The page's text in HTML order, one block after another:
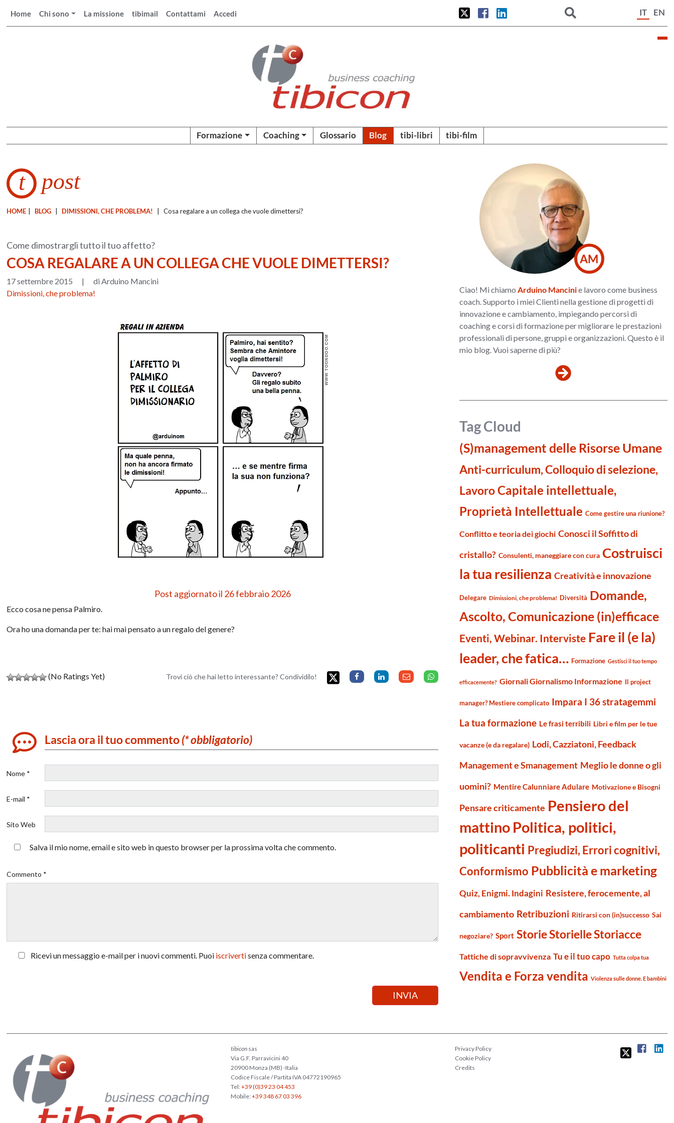
Home Chi sono La missione tibimail Contattami Accedi IT EN
Formazione Coaching Glossario Blog tibi-libri tibi-film
t post
HOME BLOG DIMISSIONI, CHE PROBLEMA! Cosa regalare a un collega che vuole dimettersi?
Come dimostrargli tutto il tuo affetto?
COSA REGALARE A UN COLLEGA CHE VUOLE DIMETTERSI?
17 settembre 2015 |
di Arduino Mancini
Dimissioni, che problema!
Post aggiornato il 26 febbraio 2026
Ecco cosa ne pensa Palmiro.
Ora ho una domanda per te: hai mai pensato a un regalo del genere?
(No Ratings Yet) Trovi ciò che hai letto interessante? Condividilo!
Lascia ora il tuo commento(* obbligatorio)
Nome *
E-mail *
Sito Web
Salva il mio nome, email e sito web in questo browser per la prossima volta che commento.
Commento *
Ricevi un messaggio e-mail per i nuovi commenti. Puoi iscrivertisenza commentare.
AM
Ciao! Mi chiamo Arduino Mancinie lavoro come business
coach. Supporto i miei Clienti nella gestione di progetti di
innovazione e cambiamento, impiegando percorsi di
coaching e corsi di formazione per migliorare le prestazioni
professionali di persone, gruppi e organizzazioni. Questo è il
mio blog. Vuoi saperne di più?
Tag Cloud
(S)management delle Risorse Umane
Anti-curriculum, Colloquio di selezione,
LavoroCapitale intellettuale,
Proprietà Intellettuale Come gestire una riunione?
Conflitto e teoria dei giochi Conosci il Soffitto di
cristallo? Consulenti, maneggiare con cura Costruisci
la tua resilienza Creatività e innovazione
Delegare Dimissioni, che problema! Diversità Domande,
Ascolto, Comunicazione (in)efficace
Eventi, Webinar. Interviste Fare il (e la)
leader, che fatica… Formazione Gestisci il tuo tempo
efficacemente? Giornali Giornalismo Informazione Il project
manager? Mestiere complicato Impara I 36 stratagemmi
La tua formazione Le frasi terribili Libri e film per le tue
vacanze (e da regalare) Lodi, Cazziatoni, Feedback
Management e Smanagement Meglio le donne o gli
uomini? Mentire Calunniare Adulare Motivazione e Bisogni
Pensare criticamente Pensiero del
mattino Politica, politici,
politicanti Pregiudizi, Errori cognitivi,
Conformismo Pubblicità e marketing
Quiz, Enigmi. Indagini Resistere, ferocemente, al
cambiamento Retribuzioni Ritirarsi con (in)successo Sai
negoziare? Sport Storie Storielle Storiacce
Tattiche di sopravvivenza Tu e il tuo capo Tutta colpa tua
Vendita e Forza vendita Violenza sulle donne. E bambini
tibiconsas
Via G.F. Parravicini 40
20900 Monza (MB) -Italia
Codice Fiscale / Partita IVA 04772190965
Tel:+39 (0)39 23 04 453
Mobile:+39 348 67 03 396
Privacy Policy
Cookie Policy
Credits